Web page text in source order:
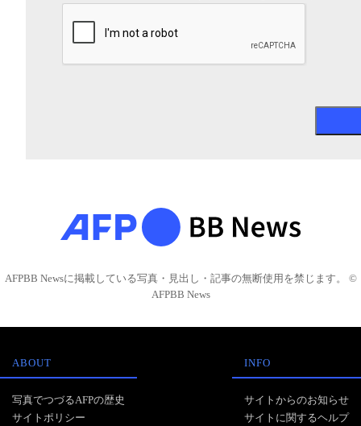
AFPBB Newsに掲載している写真・見出し・記事の無断使用を禁じます。 ©
AFPBB News
ABOUT
写真でつづるAFPの歴史
サイトポリシー
INFO
サイトからのお知らせ
サイトに関するヘルプ